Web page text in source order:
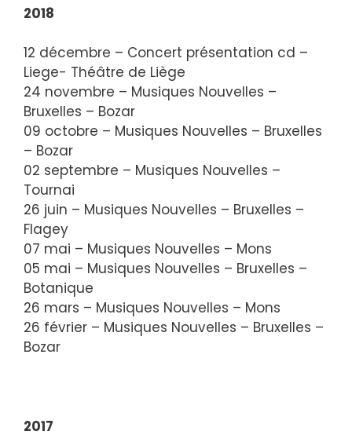
2018
12 décembre – Concert présentation cd –
Liege- Théâtre de Liège
24 novembre – Musiques Nouvelles –
Bruxelles – Bozar
09 octobre – Musiques Nouvelles – Bruxelles
– Bozar
02 septembre – Musiques Nouvelles –
Tournai
26 juin – Musiques Nouvelles – Bruxelles –
Flagey
07 mai – Musiques Nouvelles – Mons
05 mai – Musiques Nouvelles – Bruxelles –
Botanique
26 mars – Musiques Nouvelles – Mons
26 février – Musiques Nouvelles – Bruxelles –
Bozar
2017